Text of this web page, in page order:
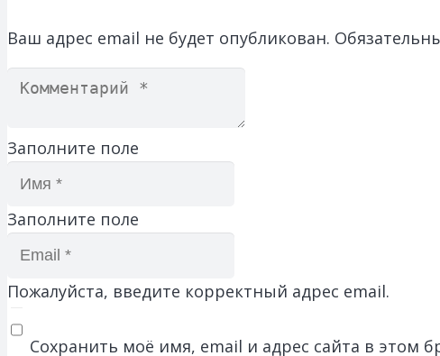
Ваш адрес email не будет опубликован.
Заполните поле
Заполните поле
Пожалуйста, введите корректный адрес email.
Сохранить моё имя, email и адрес сайта в этом